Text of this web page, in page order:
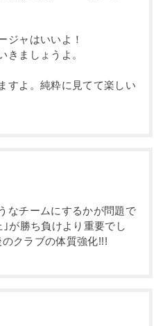
ジャはいいよ！
きましょうよ。
すよ。純粋に見てて楽しい
なチームにするかが問題で
が勝ち負けより重要でし
クラブの体質強化!!!